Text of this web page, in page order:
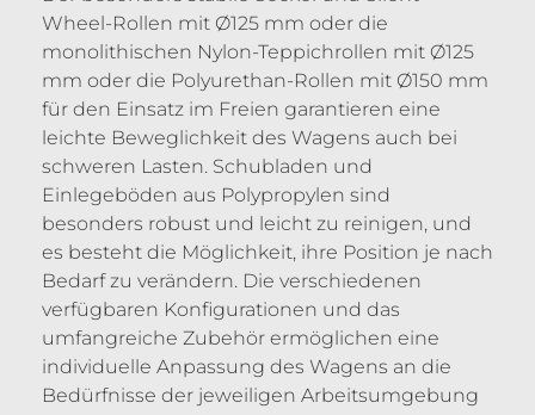
Wheel-Rollen mit Ø125 mm oder die
monolithischen Nylon-Teppichrollen mit Ø125
mm oder die Polyurethan-Rollen mit Ø150 mm
für den Einsatz im Freien garantieren eine
leichte Beweglichkeit des Wagens auch bei
schweren Lasten. Schubladen und
Einlegeböden aus Polypropylen sind
besonders robust und leicht zu reinigen, und
es besteht die Möglichkeit, ihre Position je nach
Bedarf zu verändern. Die verschiedenen
verfügbaren Konfigurationen und das
umfangreiche Zubehör ermöglichen eine
individuelle Anpassung des Wagens an die
Bedürfnisse der jeweiligen Arbeitsumgebung